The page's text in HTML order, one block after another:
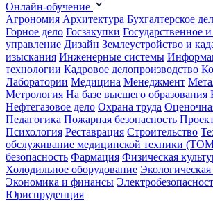
Онлайн-обучение
Агрономия Архитектура Бухгалтерское
Горное дело Госзакупки Государственное
управление Дизайн Землеустройство и
изыскания Инженерные системы
технологии Кадровое делопроизводство
Лаборатории Медицина Менеджмент
Метрология На базе высшего образования
Нефтегазовое дело Охрана труда
Педагогика Пожарная безопасность
Психология Реставрация Строительство
обслуживание медицинской техники
безопасность Фармация Физическая
Холодильное оборудование Экологическая
Экономика и финансы
Юриспруденция